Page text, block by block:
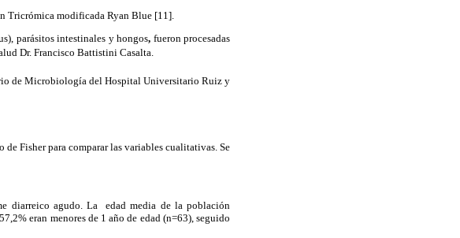
Tricrómica modificada Ryan Blue [11].
parásitos intestinales y hongos, fueron procesadas
Dr. Francisco Battistini Casalta.
de Microbiología del Hospital Universitario Ruiz y
Fisher para comparar las variables cualitativas. Se
diarreico agudo. La edad media de la población
eran menores de 1 año de edad (n=63), seguido